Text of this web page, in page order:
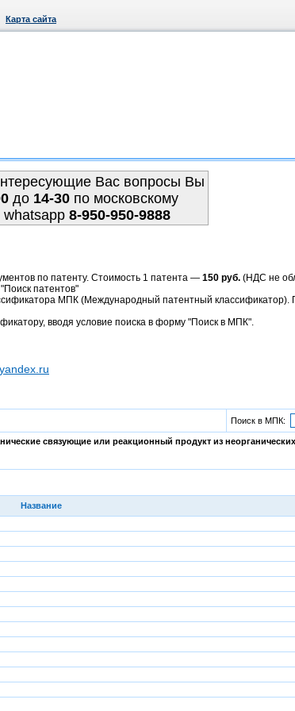
Карта сайта
Вас вопросы Вы
до 14-30по московскому
whatsapp 8-950-950-9888
по патенту. Стоимость 1 патента — 150 руб. (НДС не
патентов"
МПК (Международный патентный
вводя условие поиска в форму "Поиск в МПК".
Поиск в МПК:
связующие или реакционный продукт из
Название